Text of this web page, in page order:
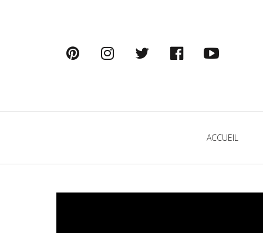
pinterestinstagram
twitter facebook
ACCUEIL